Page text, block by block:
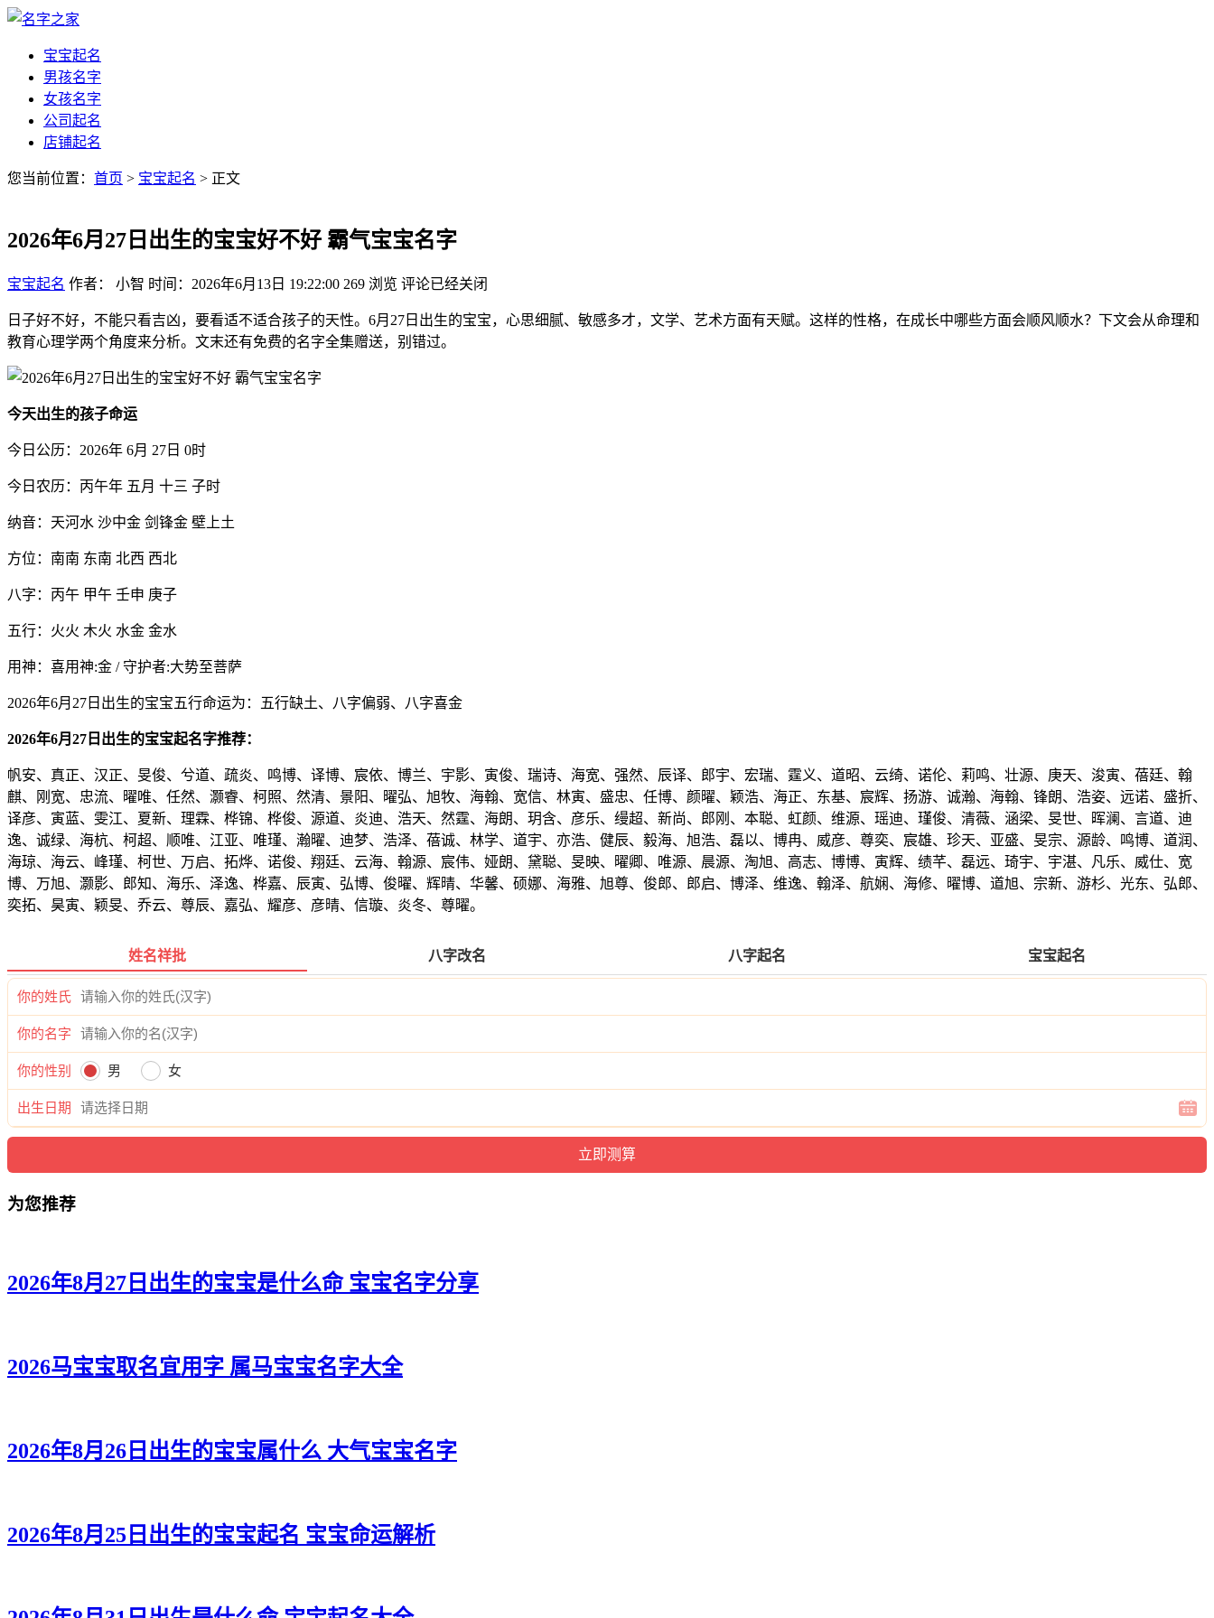
宝宝起名
男孩名字
女孩名字
公司起名
店铺起名
您当前位置： 首页 > 宝宝起名 > 正文
2026年6月27日出生的宝宝好不好 霸气宝宝名字
宝宝起名 作者： 小智 时间：2026年6月13日 19:22:00 269 浏览 评论已经关闭
日子好不好，不能只看吉凶，要看适不适合孩子的天性。6月27日出生的宝宝，心思细腻、敏感多才，文学、艺术方面有天赋。这样的性格，在成长中哪些方面会顺风顺水？下文会从命理和
教育心理学两个角度来分析。文末还有免费的名字全集赠送，别错过。
今天出生的孩子命运
今日公历：2026年 6月 27日 0时
今日农历：丙午年 五月 十三 子时
纳音：天河水 沙中金 剑锋金 壁上土
方位：南南 东南 北西 西北
八字：丙午 甲午 壬申 庚子
五行：火火 木火 水金 金水
用神：喜用神:金 / 守护者:大势至菩萨
2026年6月27日出生的宝宝五行命运为：五行缺土、八字偏弱、八字喜金
2026年6月27日出生的宝宝起名字推荐：
帆安、真正、汉正、旻俊、兮道、疏炎、鸣博、译博、宸依、博兰、宇影、寅俊、瑞诗、海宽、强然、辰译、郎宇、宏瑞、霆义、道昭、云绮、诺伦、莉鸣、壮源、庚天、浚寅、蓓廷、翰
麒、刚宽、忠流、曜唯、任然、灏睿、柯照、然清、景阳、曜弘、旭牧、海翰、宽信、林寅、盛忠、任博、颜曜、颖浩、海正、东基、宸辉、扬游、诚瀚、海翰、锋朗、浩姿、远诺、盛折、
译彦、寅蓝、雯江、夏新、理霖、桦锦、桦俊、源道、炎迪、浩天、然霆、海朗、玥含、彦乐、缦超、新尚、郎刚、本聪、虹颜、维源、瑶迪、瑾俊、清薇、涵梁、旻世、晖澜、言道、迪
逸、诚绿、海杭、柯超、顺唯、江亚、唯瑾、瀚曜、迪梦、浩泽、蓓诚、林学、道宇、亦浩、健辰、毅海、旭浩、磊以、博冉、威彦、尊奕、宸雄、珍天、亚盛、旻宗、源龄、鸣博、道润、
海琼、海云、峰瑾、柯世、万启、拓烨、诺俊、翔廷、云海、翰源、宸伟、娅朗、黛聪、旻映、曜卿、唯源、晨源、淘旭、高志、博博、寅辉、绩芊、磊远、琦宇、宇湛、凡乐、威仕、宽
博、万旭、灏影、郎知、海乐、泽逸、桦嘉、辰寅、弘博、俊曜、辉晴、华馨、硕娜、海雅、旭尊、俊郎、郎启、博泽、维逸、翰泽、航娴、海修、曜博、道旭、宗新、游杉、光东、弘郎、
奕拓、昊寅、颖旻、乔云、尊辰、嘉弘、耀彦、彦晴、信璇、炎冬、尊曜。
姓名祥批 八字改名 八字起名 宝宝起名
你的姓氏
你的名字
你的性别 男 女
出生日期
为您推荐
2026年8月27日出生的宝宝是什么命 宝宝名字分享
2026马宝宝取名宜用字 属马宝宝名字大全
2026年8月26日出生的宝宝属什么 大气宝宝名字
2026年8月25日出生的宝宝起名 宝宝命运解析